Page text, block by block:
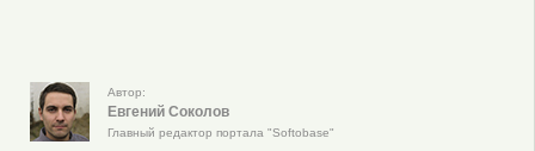
Автор:
Евгений Соколов
Главный редактор портала "Softobase"